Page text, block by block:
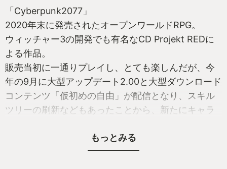
「Cyberpunk2077」
2020年末に発売されたオープンワールドRPG。
ウィッチャー3の開発でも有名なCD Projekt REDに
よる作品。
販売当初に一通りプレイし、とても楽しんだが、今
年の9月に大型アップデート2.00と大型ダウンロード
コンテンツ「仮初めの自由」が配信となり、スキル
ツリーの刷新などもあったことから、新たにキャラ
作中の2077年は身体拡張当たり前の世界観で、手・
もっとみる